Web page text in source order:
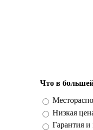
Что в
Варианты
Низкая
Гарантия и